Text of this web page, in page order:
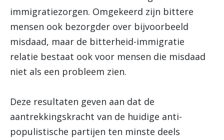
immigratiezorgen. Omgekeerd zijn bittere
mensen ook bezorgder over bijvoorbeeld
misdaad, maar de bitterheid-immigratie
relatie bestaat ook voor mensen die misdaad
niet als een probleem zien.
Deze resultaten geven aan dat de
aantrekkingskracht van de huidige anti-
populistische partijen ten minste deels